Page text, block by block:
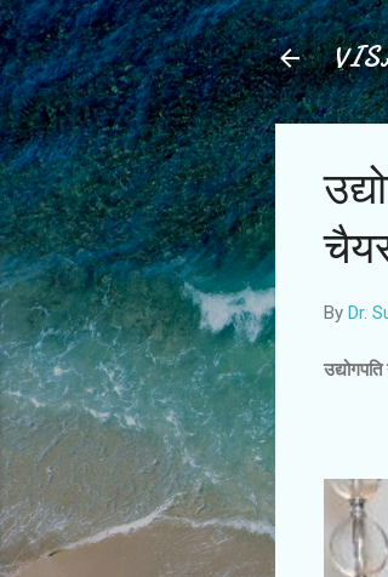
By Dr.